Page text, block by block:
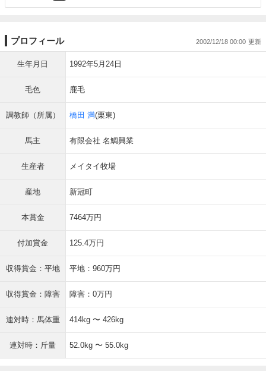
プロフィール 2002/12/18 00:00
生年月日 1992年5月24日
毛色 鹿毛
調教師（所属） 橋田 満(栗東)
馬主 有限会社 名鯛興業
生産者 メイタイ牧場
産地 新冠町
本賞金 7464万円
付加賞金 125.4万円
収得賞金：平地 平地：960万円
収得賞金：障害 障害：0万円
連対時：馬体重 414kg 〜 426kg
連対時：斤量 52.0kg 〜 55.0kg